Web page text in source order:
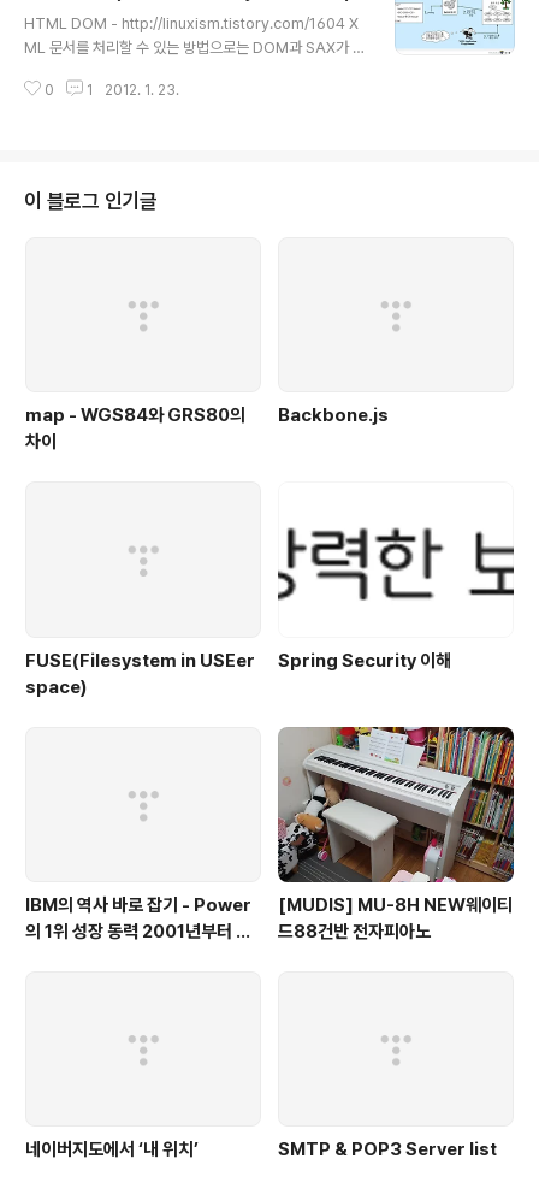
흔히 "태그"라고 부른다. 예를 들어 다음의 태그는 문단을 나누는데 사용된다.
문서의 구조에 관한 마크업 정의 표준은 SGML에 있다. 마크업은 문서 작성자
HTML DOM - http://linuxism.tistory.com/1604 X
ML 문서를 처리할 수 있는 방법으로는 DOM과 SAX가 있
제안된 마크업 언어를 위한 표준 API ◈트리 기반(Tree
처리 방식 ◈현재 버전은 SAX 2.0 ◈http://www.saxp
roject.org 출처 - novelxml JAXP(Java API for XM
0 1 2012. 1. 23.
이 블로그 인기글
map - WGS84와 GRS80의
차이
Backbone.js
FUSE(Filesystem in USEer
space)
Spring Security 이해
IBM의 역사 바로 잡기 - Power
의 1위 성장 동력 2001년부터 가
[MUDIS] MU-8H NEW웨이티
드88건반 전자피아노
네이버지도에서 ‘내 위치’ SMTP & POP3 Server list